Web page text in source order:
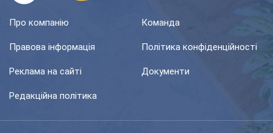
Про компанію Команда
Правова інформація Політика конфіденційності
Реклама на сайті Документи
Редакційна політика